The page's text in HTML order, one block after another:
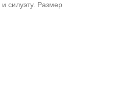
силуэту. Размер